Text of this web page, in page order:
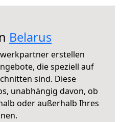
Belarus
erstellen
die speziell auf
sind. Diese
unabhängig davon, ob
oder außerhalb Ihres